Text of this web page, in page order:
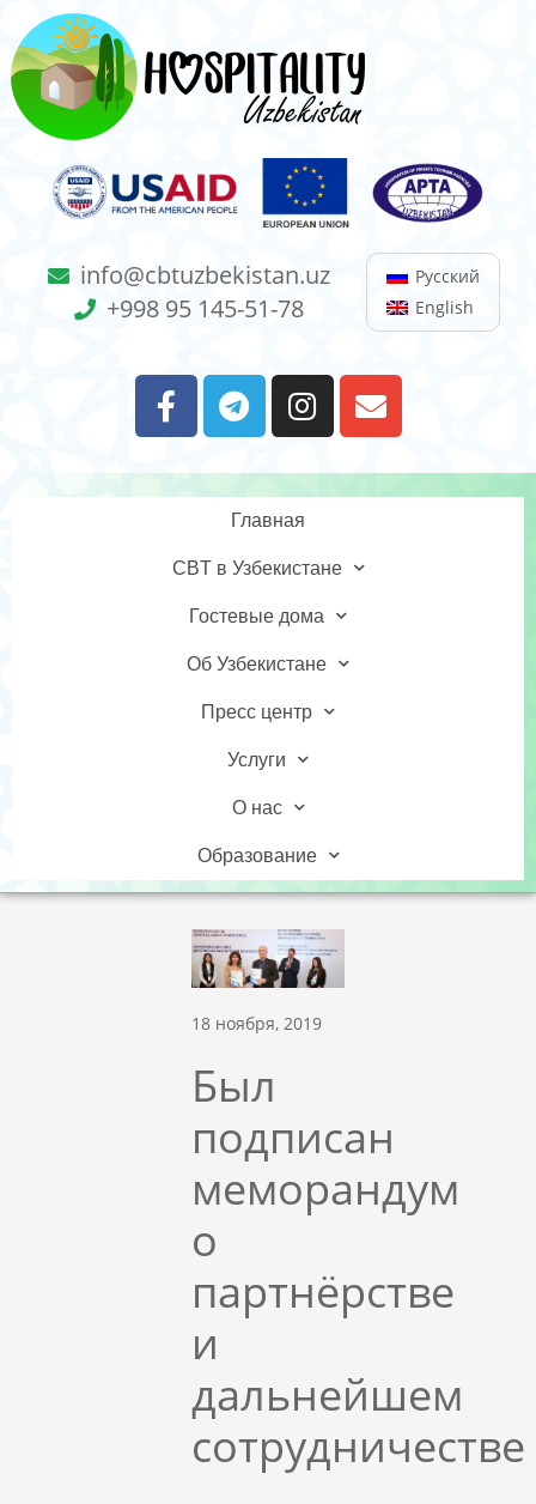
info@cbtuzbekistan.uz
+998 95 145-51-78
Русский
English
Главная
CBT в Узбекистане
Гостевые дома
Об Узбекистане
Пресс центр
Услуги
О нас
Образование
18 ноября, 2019
Был
подписан
меморандум
о
партнёрстве
и
дальнейшем
сотрудничестве